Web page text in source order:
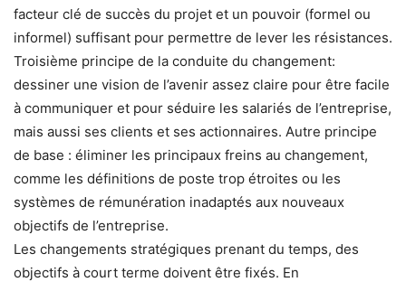
facteur clé de succès du projet et un pouvoir (formel ou
informel) suffisant pour permettre de lever les résistances.
Troisième principe de la conduite du changement:
dessiner une vision de l’avenir assez claire pour être facile
à communiquer et pour séduire les salariés de l’entreprise,
mais aussi ses clients et ses actionnaires. Autre principe
de base : éliminer les principaux freins au changement,
comme les définitions de poste trop étroites ou les
systèmes de rémunération inadaptés aux nouveaux
objectifs de l’entreprise.
Les changements stratégiques prenant du temps, des
objectifs à court terme doivent être fixés. En